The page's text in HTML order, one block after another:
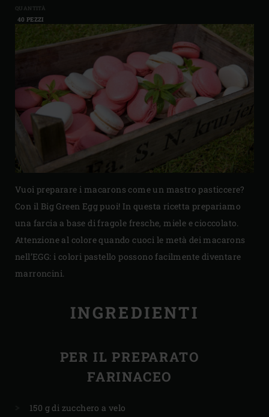
QUANTITÀ
40 PEZZI
Vuoi preparare i macarons come un mastro pasticcere?
Con il Big Green Egg puoi! In questa ricetta prepariamo
una farcia a base di fragole fresche, miele e cioccolato.
Attenzione al colore quando cuoci le metà dei macarons
nell’EGG: i colori pastello possono facilmente diventare
marroncini.
INGREDIENTI
PER IL PREPARATO
FARINACEO
150 g di zucchero a velo